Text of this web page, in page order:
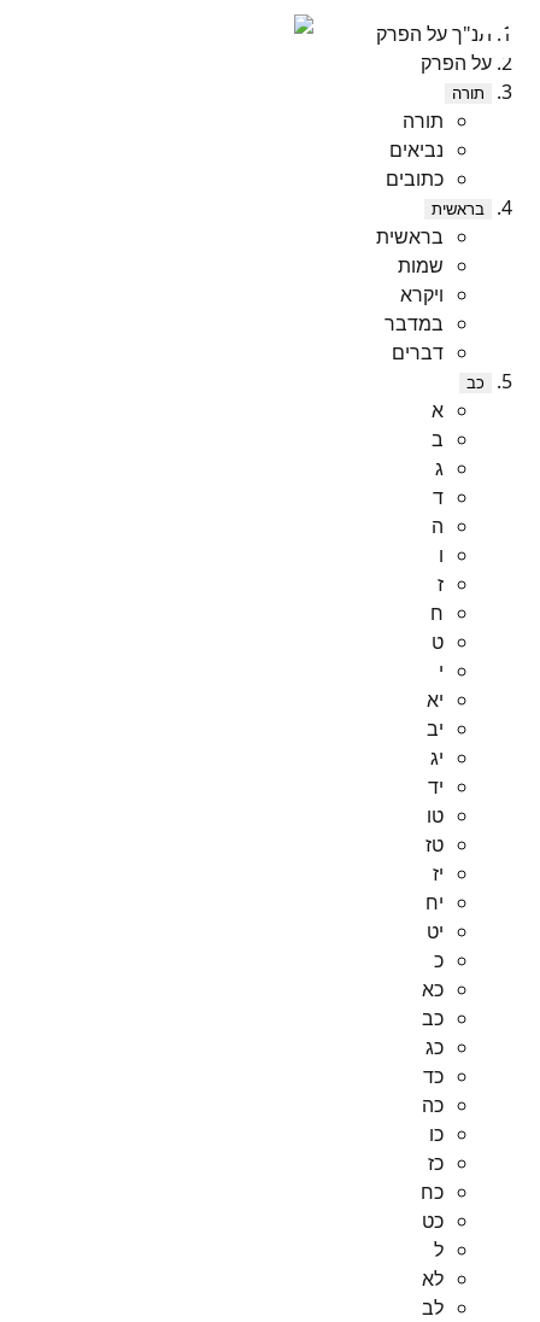
תנ"ך על הפרק
על הפרק
תורה
תורה
נביאים
כתובים
בראשית
בראשית
שמות
ויקרא
במדבר
דברים
כב
א
ב
ג
ד
ה
ו
ז
ח
ט
י
יא
יב
יג
יד
טו
טז
יז
יח
יט
כ
כא
כב
כג
כד
כה
כו
כז
כח
כט
ל
לא
לב